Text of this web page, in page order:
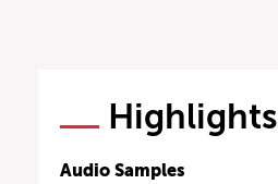
Highlights
Audio Samples